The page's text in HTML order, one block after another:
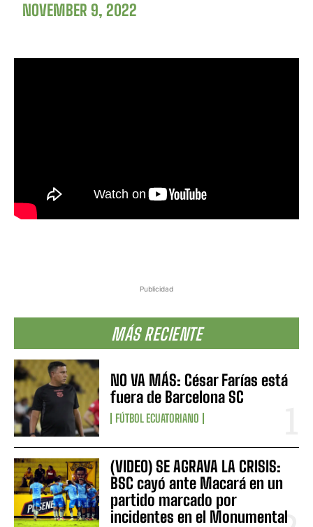
Publicidad
MÁS RECIENTE
NO VA MÁS: César Farías está
fuera de Barcelona SC
FÚTBOL ECUATORIANO
(VIDEO) SE AGRAVA LA CRISIS:
BSC cayó ante Macará en un
partido marcado por
incidentes en el Monumental
NOVEMBER 9, 2022